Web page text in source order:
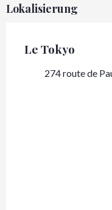
Lokalisierung
Le Tokyo
274 route de